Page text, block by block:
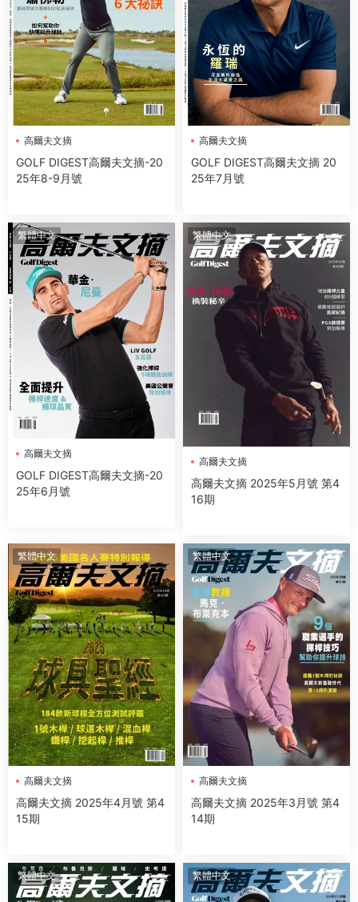
高爾夫文摘
GOLF DIGEST高爾夫文摘-20
25年8-9月號
高爾夫文摘
GOLF DIGEST高爾夫文摘 20
25年7月號
繁體中文
高爾夫文摘
GOLF DIGEST高爾夫文摘-20
25年6月號
繁體中文
高爾夫文摘
高爾夫文摘 2025年5月號 第4
16期
繁體中文
高爾夫文摘
高爾夫文摘 2025年4月號 第4
15期
繁體中文
高爾夫文摘
高爾夫文摘 2025年3月號 第4
14期
繁體中文 繁體中文